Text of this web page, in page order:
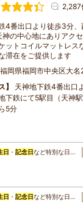
2,287
4番出口より徒歩3分
神の中心地にありアク
ットコイルマットレス
滞在をご提供します
福岡県福岡市中央区大
天神地下鉄4番出口
下鉄にて5駅目（天神
5分
日 ・ 記念日など特別な日…
日 ・ 記念日など特別な日…